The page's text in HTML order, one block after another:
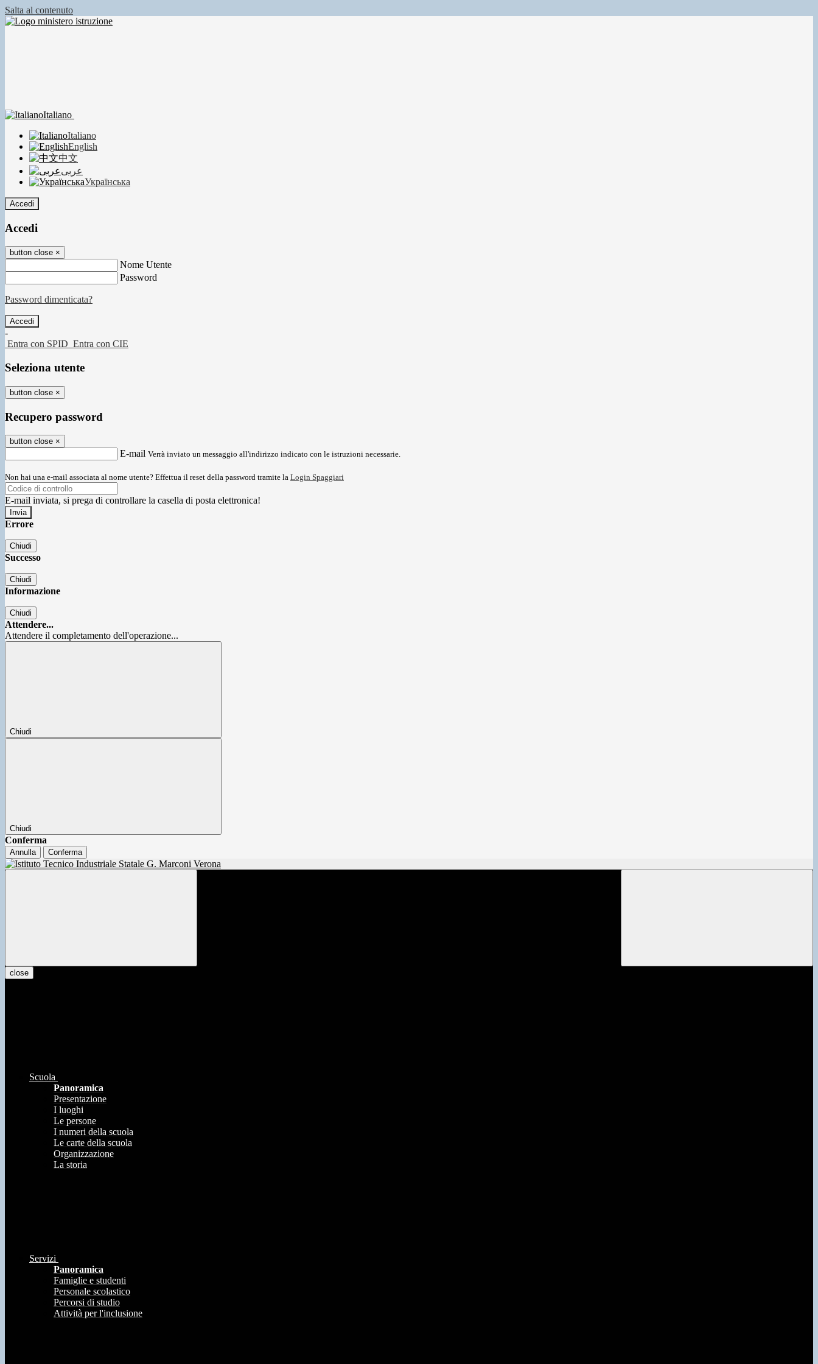
Salta al contenuto
Italiano
Italiano
English
中文
عربى
Українська
Accedi
Accedi
button close ×
Nome Utente
Password
Password dimenticata?
-
Entra con SPID Entra con CIE
Seleziona utente
button close ×
Recupero password
button close ×
E-mail Verrà inviato un messaggio all'indirizzo indicato con le istruzioni necessarie.
Non hai una e-mail associata al nome utente? Effettua il reset della password tramite la Login Spaggiari
E-mail inviata, si prega di controllare la casella di posta elettronica!
Errore
Chiudi
Successo
Chiudi
Informazione
Chiudi
Attendere...
Attendere il completamento dell'operazione...
Chiudi
Chiudi
Conferma
Annulla Conferma
close
Scuola
Panoramica
Presentazione
I luoghi
Le persone
I numeri della scuola
Le carte della scuola
Organizzazione
La storia
Servizi
Panoramica
Famiglie e studenti
Personale scolastico
Percorsi di studio
Attività per l'inclusione